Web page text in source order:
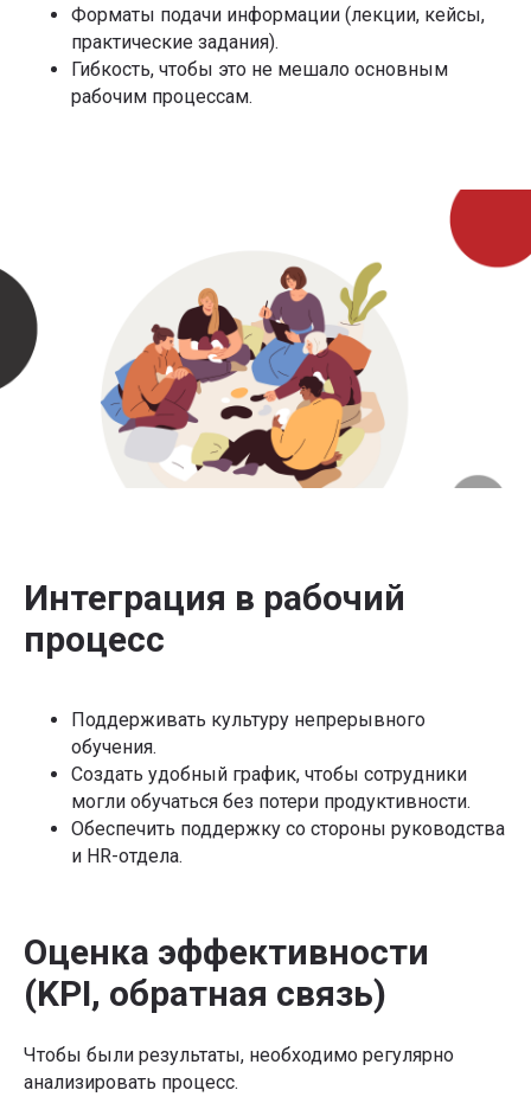
Форматы подачи информации (лекции, кейсы,
практические задания).
Гибкость, чтобы это не мешало основным
рабочим процессам.
Интеграция в рабочий
процесс
Поддерживать культуру непрерывного
обучения.
Создать удобный график, чтобы сотрудники
могли обучаться без потери продуктивности.
Обеспечить поддержку со стороны руководства
и HR-отдела.
Оценка эффективности
(KPI, обратная связь)
Чтобы были результаты, необходимо регулярно
анализировать процесс.